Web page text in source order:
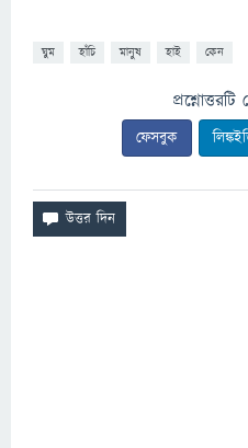
ঘুম হাঁচি মানুষ হাই কেন
ফেসবুক